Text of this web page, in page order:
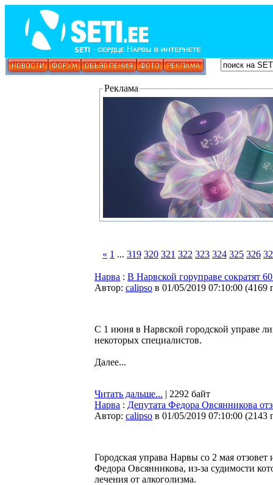
Реклама
« 1 ... 319 320 321 322 323 324 325 326
Нарва : В Нарвской горуправе сократят
Автор: calipso в 01/05/2019 07:10:00 (4169
С 1 июня в Нарвской городской управе
некоторых специалистов.
Далее...
Читать дальше... | 2292 байт
Нарва : Депутата Федора Овсянникова
Автор: calipso в 01/05/2019 07:10:00 (2143
Городская управа Нарвы со 2 мая
Федора Овсянникова, из-за судимости
лечения от алкоголизма.